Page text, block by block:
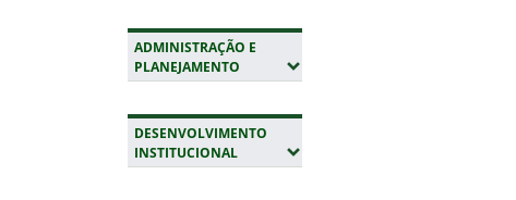
ADMINISTRAÇÃO E
PLANEJAMENTO (EXPANDIR SUBMENUS)
DESENVOLVIMENTO
INSTITUCIONAL(EXPANDIR SUBMENUS)